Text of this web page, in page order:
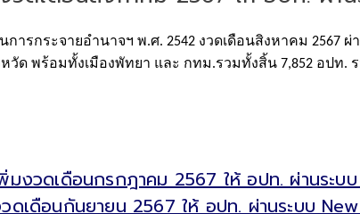
การกระจายอำนาจฯ พ.ศ. 2542 งวดเดือนสิงหาคม 2567 ผ่า
ด พร้อมทั้งเมืองพัทยา และ กทม.รวมทั้งสิ้น 7,852 อปท.
งวดเดือนกรกฎาคม 2567 ให้ อปท. ผ่านระบบ
เดือนกันยายน 2567 ให้ อปท. ผ่านระบบ New